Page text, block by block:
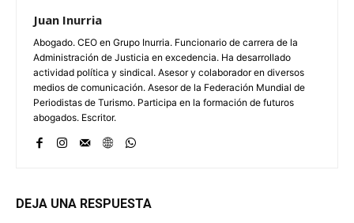
Juan Inurria
Abogado. CEO en Grupo Inurria. Funcionario de carrera de la
Administración de Justicia en excedencia. Ha desarrollado
actividad política y sindical. Asesor y colaborador en diversos
medios de comunicación. Asesor de la Federación Mundial de
Periodistas de Turismo. Participa en la formación de futuros
abogados. Escritor.
DEJA UNA RESPUESTA